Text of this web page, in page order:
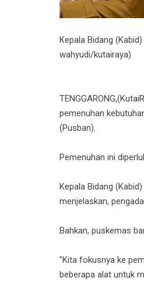
Kepala Bidang
wahyudi/kutairaya)
pemenuhan
(Pusban).
Pemenuhan ini
Kepala Bidang
menjelaskan,
Bahkan, puskemas
"Kita fokusnya ke
beberapa alat untuk